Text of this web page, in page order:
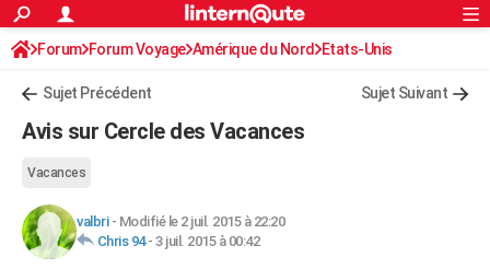
ACTUALITÉS
Politique
Société
Faits Divers
Education
Monde
Villes
+
AUTO
Essais
Réserver un essai
Citadines
Berlines
SUV
Forum auto
+HIGH-TECH
Rechercher
S'inscrire
Connexion
Forum Forum Voyage Amérique du Nord Etats-Unis
Sujet Précédent Sujet Suivant
Avis sur Cercle des Vacances
Vacances
valbri- Modifié le 2 juil. 2015 à 22:20
Chris 94- 3 juil. 2015 à 00:42